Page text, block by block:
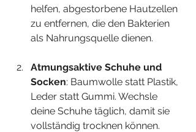
helfen, abgestorbene Hautzellen
zu entfernen, die den Bakterien
als Nahrungsquelle dienen.
Atmungsaktive Schuhe und
Socken: Baumwolle statt Plastik,
Leder statt Gummi. Wechsle
deine Schuhe täglich, damit sie
vollständig trocknen können.